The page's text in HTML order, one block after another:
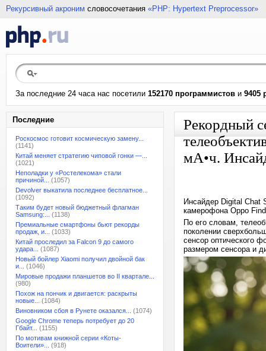
Рекурсивный акроним словосочетания «PHP: Hypertext Preprocessor»
За последние 24 часа нас посетили 152170 программистов и 9405
Последние
Роскосмос готовит космическую замену...
(1141)
Китай меняет стратегию чиповой гонки —...
(1021)
Неполадки у «Ростелекома» стали
причиной...
(1057)
Devolver выкатила последнее бесплатное...
(1092)
Таким будет новый бюджетный флагман
Samsung:...
(1138)
Премиальные смартфоны бьют рекорды
продаж, и...
(1033)
Китай проследил за Falcon 9 до самого
удара...
(1087)
Новый бойлер Xiaomi получил двойной бак
и...
(1046)
Мировые продажи планшетов во II квартале...
(980)
Похож на пончик и двигается: раскрыты
новые...
(1084)
Виновником сбоя в Рунете оказался...
(1074)
Google Chrome теперь потребует до 20
Гбайт...
(1155)
По мотивам книжной серии «Коты-
Воители»...
(918)
Рекордный
мА•ч.
Инсайдер Digital Chat
камерофона Oppo
По его словам,
поколении
сенсор оптического
размером сенсора и